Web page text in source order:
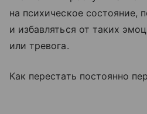
на психическое состояние,
и избавляться от таких
или тревога.
Как перестать постоянно